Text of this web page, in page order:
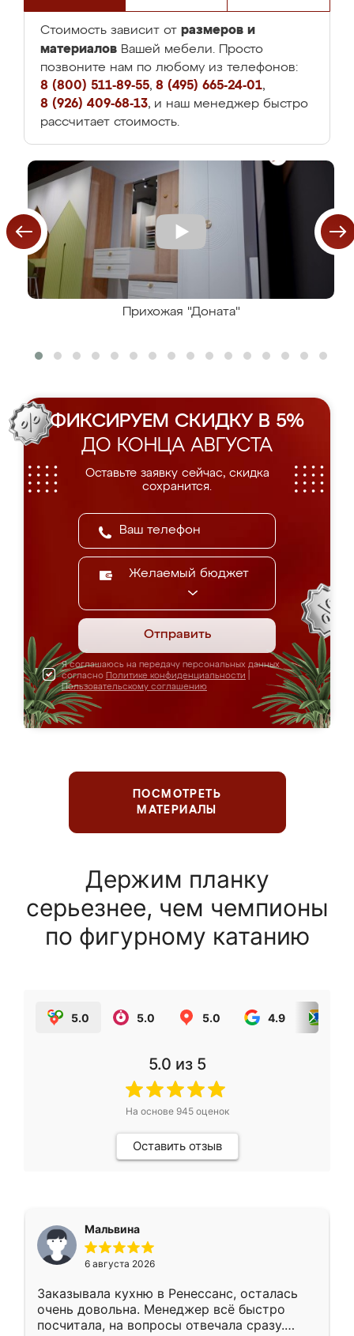
Стоимость зависит от размеров и
материалов Вашей мебели. Просто
позвоните нам по любому из телефонов:
8 (800) 511-89-55, 8 (495) 665-24-01,
8 (926) 409-68-13, и наш менеджер быстро
рассчитает стоимость.
Прихожая "Доната"
ФИКСИРУЕМ СКИДКУ В 5%
ДО КОНЦА АВГУСТА
Оставьте заявку сейчас, скидка
сохранится.
Желаемый бюджет
Отправить
Я соглашаюсь на передачу персональных данных
согласно Политике конфиденциальности
Пользовательскому соглашению
ПОСМОТРЕТЬ
МАТЕРИАЛЫ
Держим планку
серьезнее, чем чемпионы
по фигурному катанию
5.0 5.0 5.0 4.9
5.0 из 5
На основе 945оценок
Оставить отзыв
Мальвина
6 августа 2026
Заказывала кухню в Ренессанс, осталась
очень довольна. Менеджер всё быстро
посчитала, на вопросы отвечала сразу.